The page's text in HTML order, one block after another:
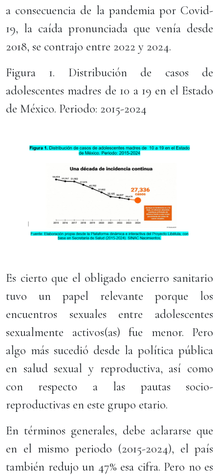
a consecuencia de la pandemia por Covid-
19, la caída pronunciada que venía desde
2018, se contrajo entre 2022 y 2024.
Figura 1. Distribución de casos de
adolescentes madres de 10 a 19 en el Estado
de México. Periodo: 2015-2024
Es cierto que el obligado encierro sanitario
tuvo un papel relevante porque los
encuentros sexuales entre adolescentes
sexualmente activos(as) fue menor. Pero
algo más sucedió desde la política pública
en salud sexual y reproductiva, así como
con respecto a las pautas socio-
reproductivas en este grupo etario.
En términos generales, debe aclararse que
en el mismo periodo (2015-2024), el país
también redujo un 47% esa cifra. Pero no es